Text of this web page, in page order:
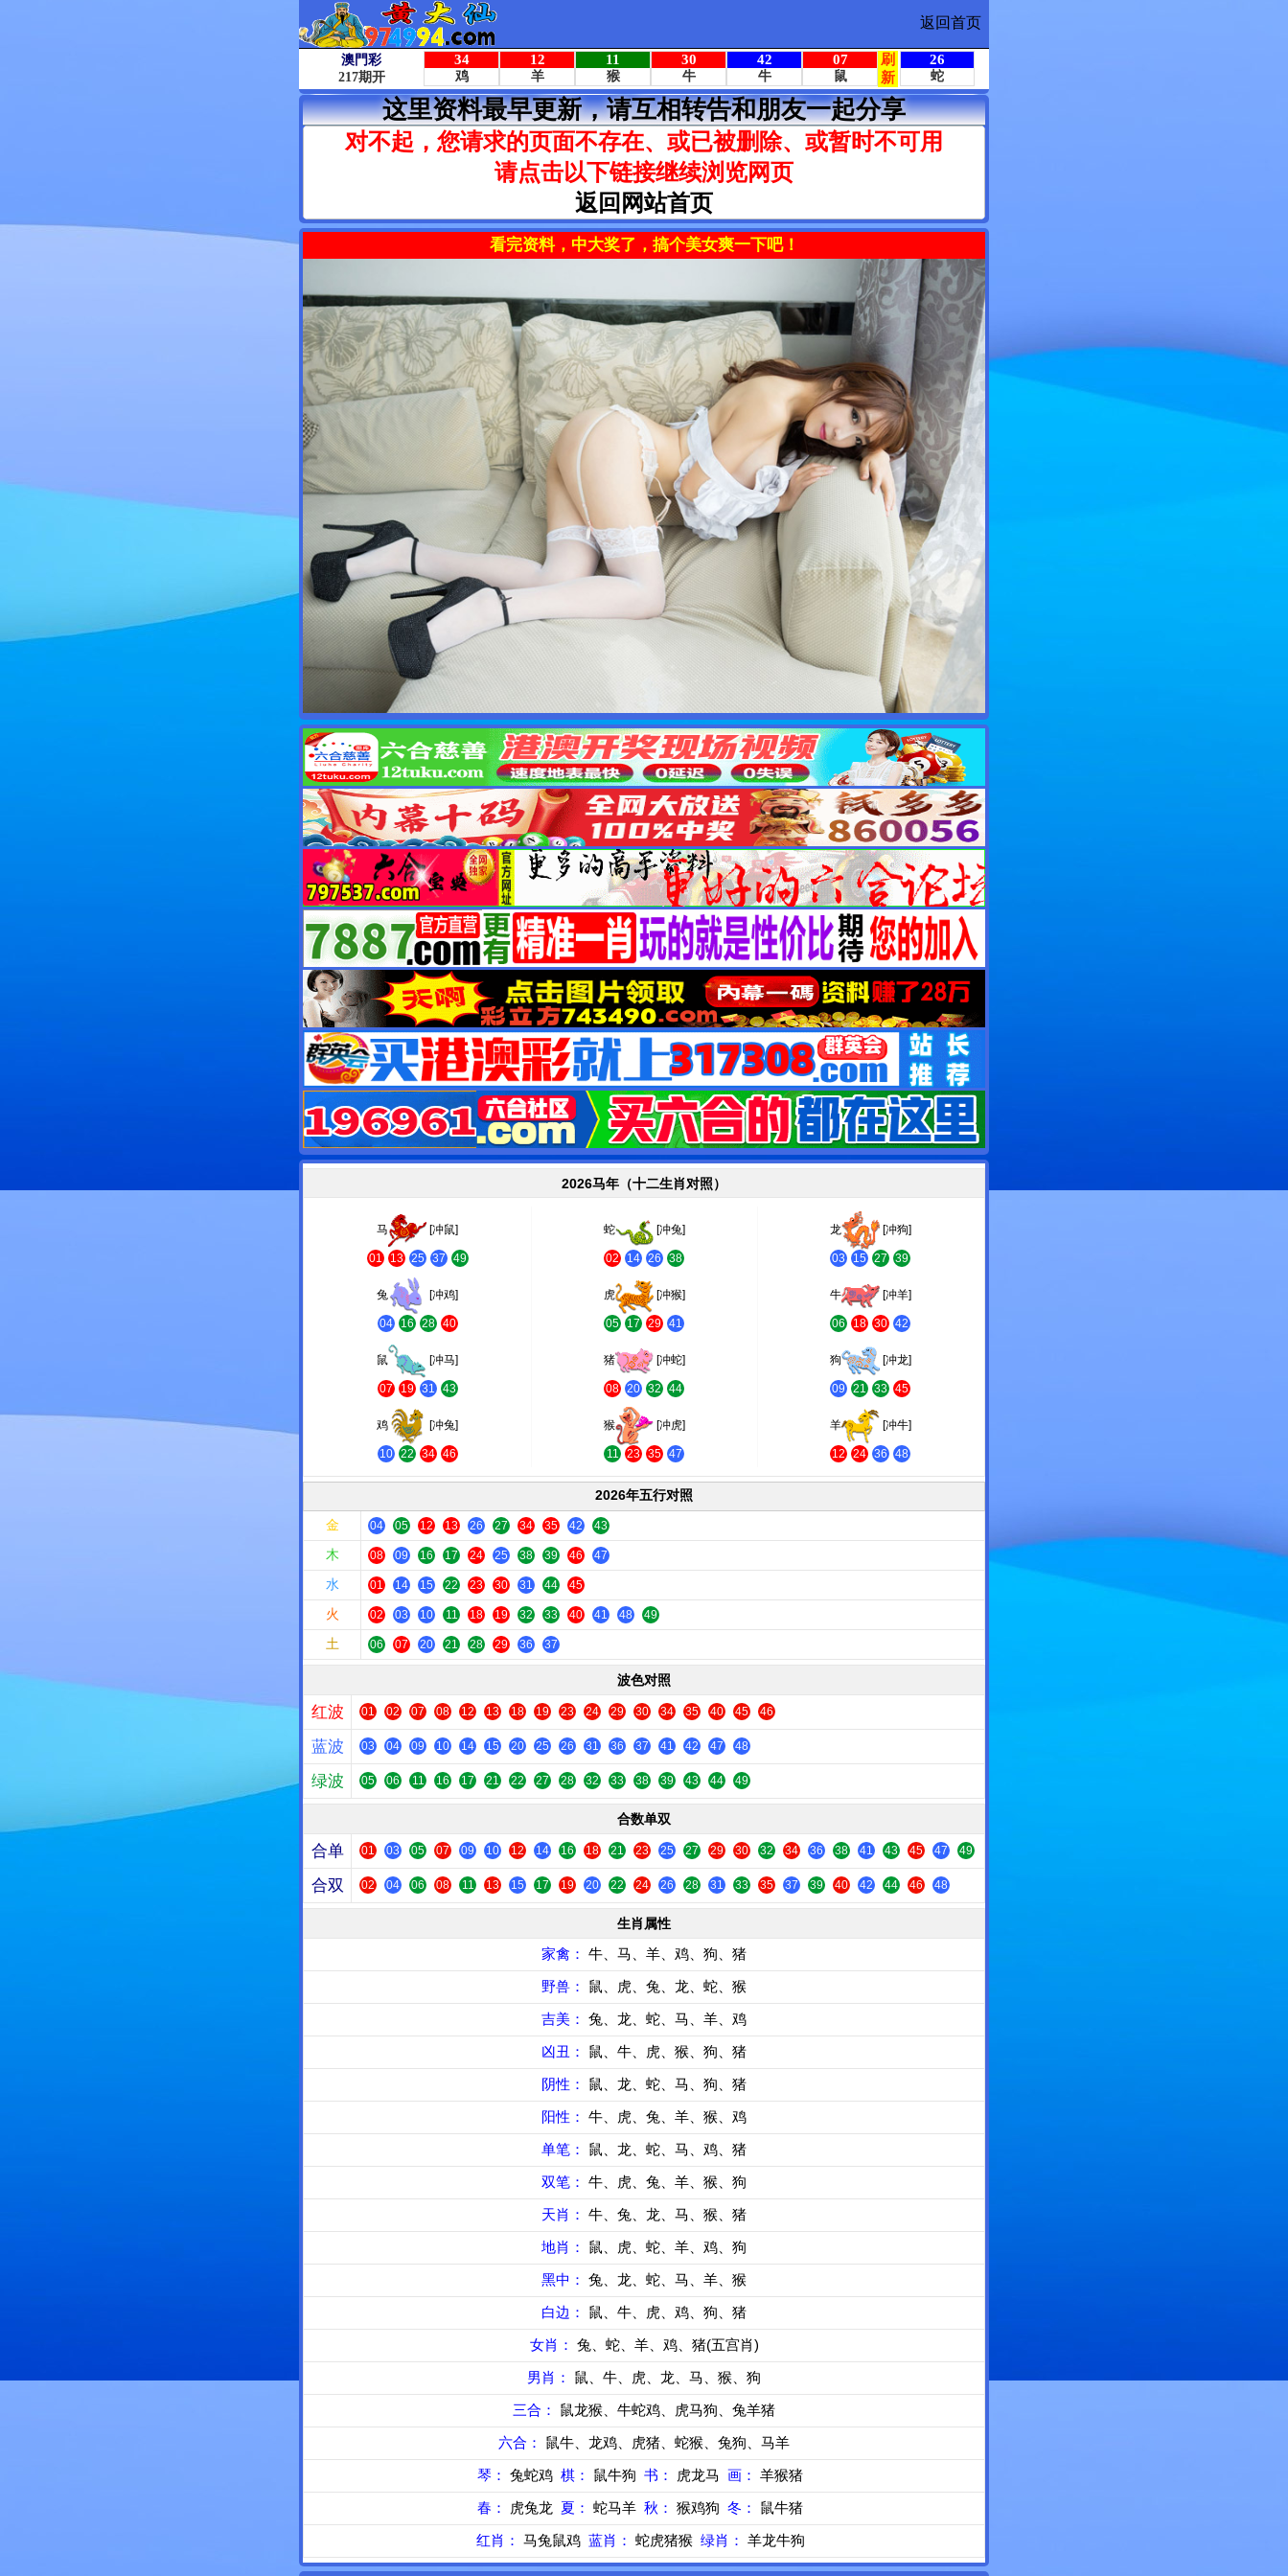
返回首页
这里资料最早更新，请互相转告和朋友一起分享
对不起，您请求的页面不存在、或已被删除、或暂时不可用
请点击以下链接继续浏览网页
返回网站首页
看完资料，中大奖了，搞个美女爽一下吧！
2026马年（十二生肖对照）
马 [冲鼠]
01 13 25 37 49
蛇 [冲兔]
02 14 26 38
龙 [冲狗]
03 15 27 39
兔 [冲鸡]
04 16 28 40
虎 [冲猴]
05 17 29 41
牛 [冲羊]
06 18 30 42
鼠 [冲马]
07 19 31 43
猪 [冲蛇]
08 20 32 44
狗 [冲龙]
09 21 33 45
鸡 [冲兔]
10 22 34 46
猴 [冲虎]
11 23 35 47
羊 [冲牛]
12 24 36 48
2026年五行对照
金
04 05 12 13 26 27 34 35 42 43
木 08 09 16 17 24 25 38 39 46 47
水 01 14 15 22 23 30 31 44 45
火 02 03 10 11 18 19 32 33 40 41 48 49
土 06 07 20 21 28 29 36 37
波色对照
红波 01 02 07 08 12 13 18 19 23 24 29 30 34 35 40 45 46
蓝波 03 04 09 10 14 15 20 25 26 31 36 37 41 42 47 48
绿波 05 06 11 16 17 21 22 27 28 32 33 38 39 43 44 49
合数单双
合单 01 03 05 07 09 10 12 14 16 18 21 23 25 27 29 30 32 34 36 38 41 43 45 47 49
合双 02 04 06 08 11 13 15 17 19 20 22 24 26 28 31 33 35 37 39 40 42 44 46 48
生肖属性
家禽： 牛、马、羊、鸡、狗、猪
野兽： 鼠、虎、兔、龙、蛇、猴
吉美： 兔、龙、蛇、马、羊、鸡
凶丑： 鼠、牛、虎、猴、狗、猪
阴性： 鼠、龙、蛇、马、狗、猪
阳性： 牛、虎、兔、羊、猴、鸡
单笔： 鼠、龙、蛇、马、鸡、猪
双笔： 牛、虎、兔、羊、猴、狗
天肖： 牛、兔、龙、马、猴、猪
地肖： 鼠、虎、蛇、羊、鸡、狗
黑中： 兔、龙、蛇、马、羊、猴
白边： 鼠、牛、虎、鸡、狗、猪
女肖： 兔、蛇、羊、鸡、猪(五宫肖)
男肖： 鼠、牛、虎、龙、马、猴、狗
三合： 鼠龙猴、牛蛇鸡、虎马狗、兔羊猪
六合： 鼠牛、龙鸡、虎猪、蛇猴、兔狗、马羊
琴： 兔蛇鸡 棋： 鼠牛狗 书： 虎龙马 画： 羊猴猪
春：
虎兔龙 夏： 蛇马羊 秋： 猴鸡狗 冬： 鼠牛猪
红肖： 马兔鼠鸡 蓝肖： 蛇虎猪猴 绿肖： 羊龙牛狗